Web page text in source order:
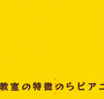
室の特徴のらピア